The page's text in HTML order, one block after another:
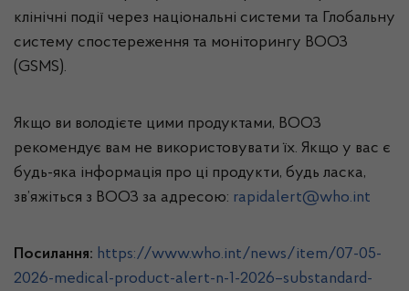
клінічні події через національні системи та Глобальну
систему спостереження та моніторингу ВООЗ
(GSMS).
Якщо ви володієте цими продуктами, ВООЗ
рекомендує вам не використовувати їх. Якщо у вас є
будь-яка інформація про ці продукти, будь ласка,
зв’яжіться з ВООЗ за адресою: rapidalert@who.int
Посилання: https://www.who.int/news/item/07-05-
2026-medical-product-alert-n-1-2026–substandard-